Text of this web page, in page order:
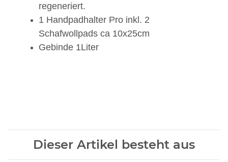
regeneriert.
1 Handpadhalter Pro inkl. 2
Schafwollpads ca 10x25cm
Gebinde 1Liter
Dieser Artikel besteht aus